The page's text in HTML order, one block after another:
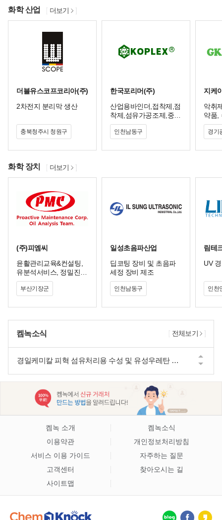
화학 산업 더보기
더블유스코프코리아(주)
2차전지 분리막 생산
충북청주시 청원구
한국포리머(주)
산업용바인더,접착제,점
착제,섬유가공조제,중점
제,섬유전처리제
인천남동구
지케
악취
약품,
환경
경기
화학 장치 더보기
(주)피엠씨
윤활관리교육&컨설팅,
유분석서비스, 정밀진단
&교정, 윤활관리용역, 오
일정제, 플러싱작업
부산기장군
일성초음파산업
딥코팅 장비 및 초음파
세정 장비 제조
인천남동구
림테
UV
인천
켐녹소식
광우 금속가공유의 연구 개발
유일 복합비료 및 미량요소 복합비료 선도적 기업
금양 정밀화학분야의 선도기업
경일케미칼 피혁 섬유처리용 수성 및 유성우레탄 수지 접착제 생산, 제조업체
광우 금속가공유의 연구 개발
유일 복합비료 및 미량요소 복합비료 선도적 기업
전체보기
켐녹 소개
켐녹소식
이용약관
개인정보처리방침
서비스 이용 가이드
자주하는 질문
고객센터
찾아오시는 길
사이트맵